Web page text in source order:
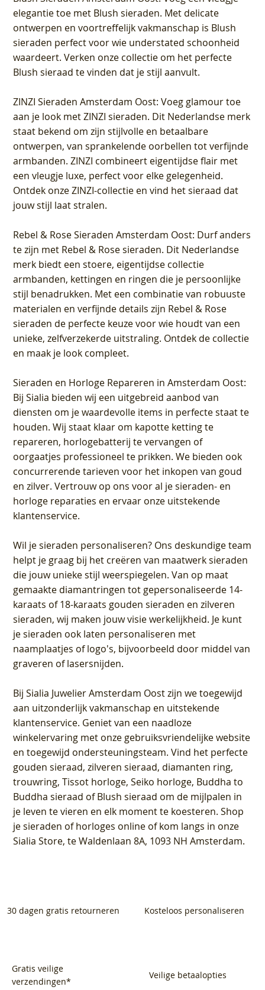
elegantie toe met Blush sieraden. Met delicate
ontwerpen en voortreffelijk vakmanschap is Blush
sieraden perfect voor wie understated schoonheid
waardeert. Verken onze collectie om het perfecte
Blush sieraad te vinden dat je stijl aanvult.
ZINZI Sieraden Amsterdam Oost: Voeg glamour toe
aan je look met ZINZI sieraden. Dit Nederlandse merk
staat bekend om zijn stijlvolle en betaalbare
ontwerpen, van sprankelende oorbellen tot verfijnde
armbanden. ZINZI combineert eigentijdse flair met
een vleugje luxe, perfect voor elke gelegenheid.
Ontdek onze ZINZI-collectie en vind het sieraad dat
jouw stijl laat stralen.
Rebel & Rose Sieraden Amsterdam Oost: Durf anders
te zijn met Rebel & Rose sieraden. Dit Nederlandse
merk biedt een stoere, eigentijdse collectie
armbanden, kettingen en ringen die je persoonlijke
stijl benadrukken. Met een combinatie van robuuste
materialen en verfijnde details zijn Rebel & Rose
sieraden de perfecte keuze voor wie houdt van een
unieke, zelfverzekerde uitstraling. Ontdek de collectie
en maak je look compleet.
Sieraden en Horloge Repareren in Amsterdam Oost:
Bij Sialia bieden wij een uitgebreid aanbod van
diensten om je waardevolle items in perfecte staat te
houden. Wij staat klaar om kapotte ketting te
repareren, horlogebatterij te vervangen of
oorgaatjes professioneel te prikken. We bieden ook
concurrerende tarieven voor het inkopen van goud
en zilver. Vertrouw op ons voor al je sieraden- en
horloge reparaties en ervaar onze uitstekende
klantenservice.
Wil je sieraden personaliseren? Ons deskundige team
helpt je graag bij het creëren van maatwerk sieraden
die jouw unieke stijl weerspiegelen. Van op maat
gemaakte diamantringen tot gepersonaliseerde 14-
karaats of 18-karaats gouden sieraden en zilveren
sieraden, wij maken jouw visie werkelijkheid. Je kunt
je sieraden ook laten personaliseren met
naamplaatjes of logo's, bijvoorbeeld door middel van
graveren of lasersnijden.
BijSialia Juwelier Amsterdam Oostzijn we toegewijd
aan uitzonderlijk vakmanschap en uitstekende
klantenservice. Geniet van een naadloze
winkelervaring met onze gebruiksvriendelijke website
en toegewijd ondersteuningsteam. Vind het perfecte
gouden sieraad, zilveren sieraad, diamanten ring,
trouwring, Tissot horloge, Seiko horloge, Buddha to
Buddha sieraad of Blush sieraad om de mijlpalen in
je leven te vieren en elk moment te koesteren. Shop
je sieraden of horloges online of kom langs in onze
Sialia Store, te Waldenlaan 8A, 1093 NH Amsterdam.
30 dagen gratis retourneren Kosteloos personaliseren
Gratis veilige
verzendingen*
Veilige betaalopties